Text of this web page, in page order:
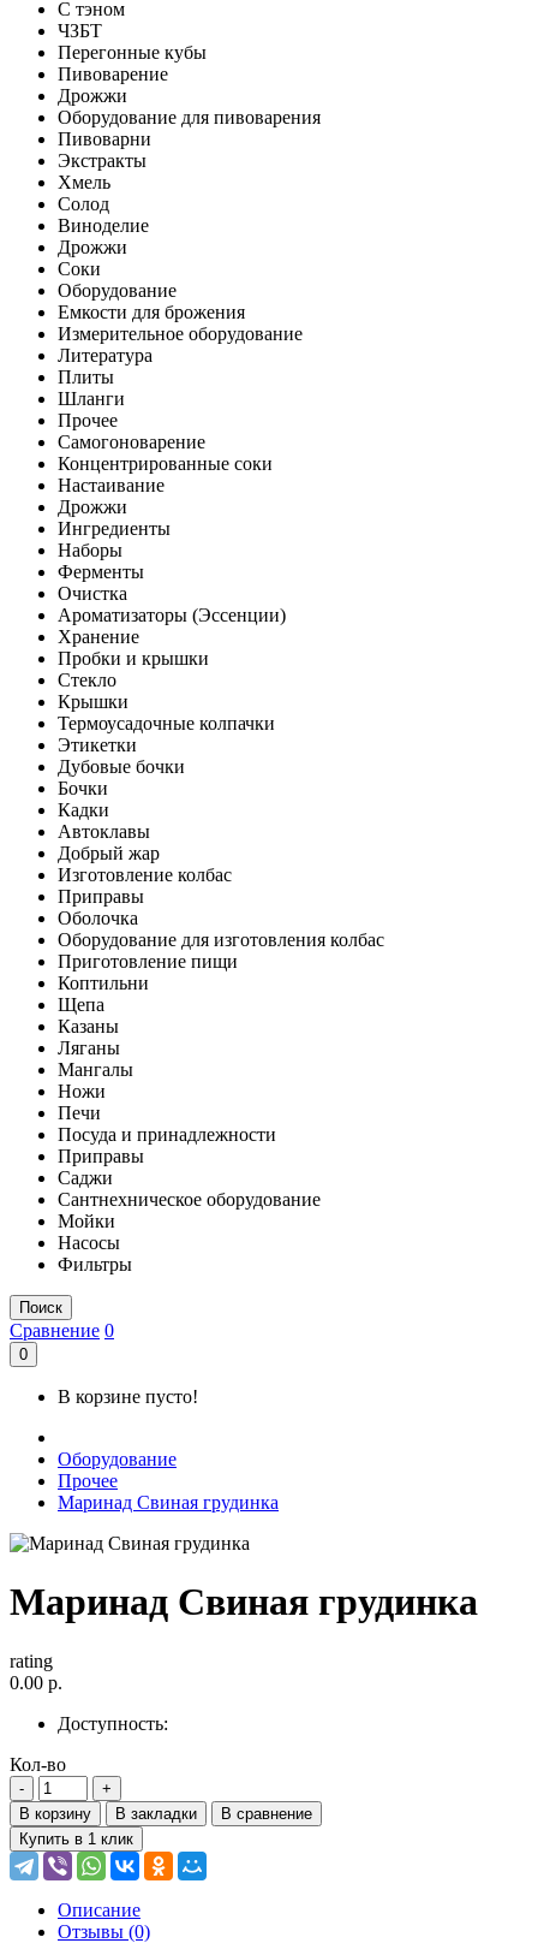
С тэном
ЧЗБТ
Перегонные кубы
Пивоварение
Дрожжи
Оборудование для пивоварения
Пивоварни
Экстракты
Хмель
Солод
Виноделие
Дрожжи
Соки
Оборудование
Емкости для брожения
Измерительное оборудование
Литература
Плиты
Шланги
Прочее
Самогоноварение
Концентрированные соки
Настаивание
Дрожжи
Ингредиенты
Наборы
Ферменты
Очистка
Ароматизаторы (Эссенции)
Хранение
Пробки и крышки
Стекло
Крышки
Термоусадочные колпачки
Этикетки
Дубовые бочки
Бочки
Кадки
Автоклавы
Добрый жар
Изготовление колбас
Приправы
Оболочка
Оборудование для изготовления колбас
Приготовление пищи
Коптильни
Щепа
Казаны
Ляганы
Мангалы
Ножи
Печи
Посуда и принадлежности
Приправы
Саджи
Сантнехническое оборудование
Мойки
Насосы
Фильтры
Поиск
Сравнение 0
0
В корзине пусто!
Оборудование
Прочее
Маринад Свиная грудинка
Маринад Свиная грудинка
rating
0.00 р.
Доступность:
Кол-во
В корзину В закладки
В сравнение
Купить в 1 клик
Описание
Отзывы (0)